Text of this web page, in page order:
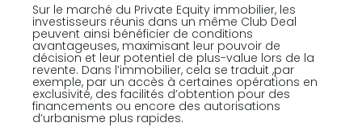
Sur le marché du Private Equity immobilier, les
investisseurs réunis dans un même Club Deal
peuvent ainsi bénéficier de conditions
avantageuses, maximisant leur pouvoir de
décision et leur potentiel de plus-value lors de la
revente. Dans l’immobilier, cela se traduit ,par
exemple, par un accès à certaines opérations en
exclusivité, des facilités d’obtention pour des
financements ou encore des autorisations
d’urbanisme plus rapides.